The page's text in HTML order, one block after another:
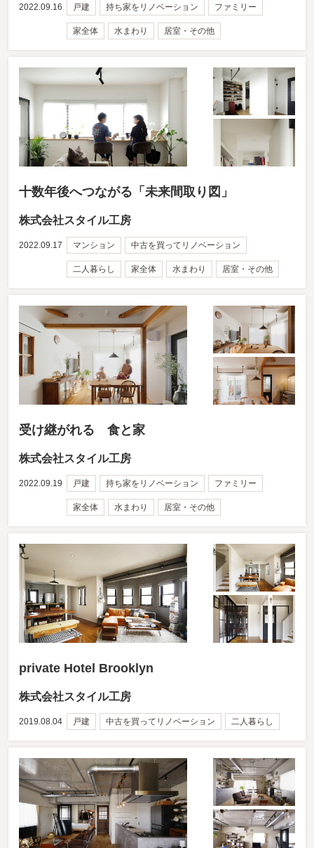
2022.09.16 戸建 持ち家をリノベーション ファミリー
家全体 水まわり 居室・その他
十数年後へつながる「未来間取り図」
株式会社スタイル工房
2022.09.17 マンション 中古を買ってリノベーション
二人暮らし 家全体 水まわり 居室・その他
受け継がれる 食と家
株式会社スタイル工房
2022.09.19 戸建 持ち家をリノベーション ファミリー
家全体 水まわり 居室・その他
private Hotel Brooklyn
株式会社スタイル工房
2019.08.04 戸建 中古を買ってリノベーション 二人暮らし